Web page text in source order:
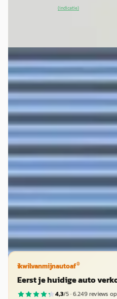
(indicatie)
EVE
Lotus Emeya·2025
Base 102 kWh
€ 94.995
v.a. € 2.014/mnd
2025 · 24.375 km · Elektrisch
Hedin Automotive Lotus in
97 dagen geleden geplaatst
Bekijk aanbieding →
Vergelijk
ikwilvanmijnautoaf®
Eerst je huidige auto
4,3/5 ·6.249reviews